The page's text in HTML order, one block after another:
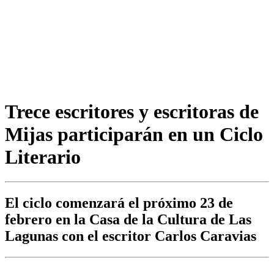
Trece escritores y escritoras de
Mijas participarán en un Ciclo
Literario
El ciclo comenzará el próximo 23 de
febrero en la Casa de la Cultura de Las
Lagunas con el escritor Carlos Caravias